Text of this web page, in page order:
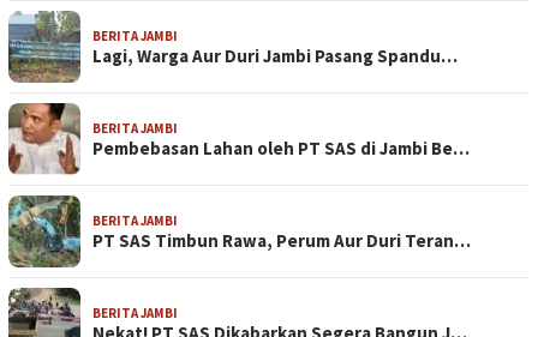
BERITA JAMBI
Lagi, Warga Aur Duri Jambi Pasang Spandu…
BERITA JAMBI
Pembebasan Lahan oleh PT SAS di Jambi Be…
BERITA JAMBI
PT SAS Timbun Rawa, Perum Aur Duri Teran…
BERITA JAMBI